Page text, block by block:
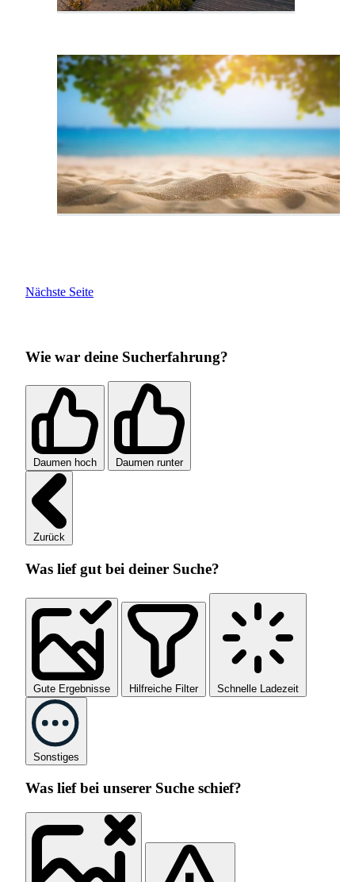
Nächste Seite
Wie war deine Sucherfahrung?
Daumen hoch Daumen runter
Zurück
Was lief gut bei deiner Suche?
Gute Ergebnisse Hilfreiche Filter Schnelle Ladezeit
Sonstiges
Was lief bei unserer Suche schief?